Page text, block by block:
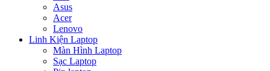
Asus
Acer
Lenovo
Linh Kiện Laptop
Màn Hình Laptop
Sạc Laptop